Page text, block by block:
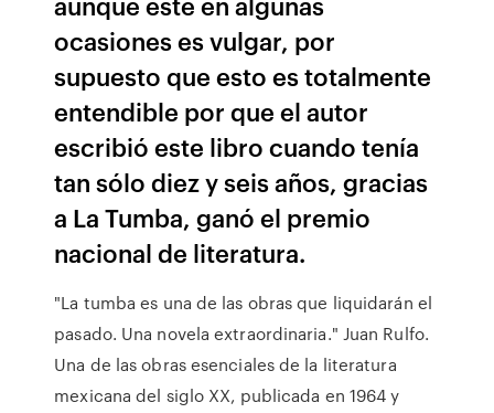
ocasiones es vulgar, por
supuesto que esto es totalmente
entendible por que el autor
escribió este libro cuando tenía
tan sólo diez y seis años, gracias
a La Tumba, ganó el premio
nacional de literatura.
"La tumba es una de las obras que liquidarán el
pasado. Una novela extraordinaria." Juan Rulfo.
Una de las obras esenciales de la literatura
mexicana del siglo XX, publicada en 1964 y